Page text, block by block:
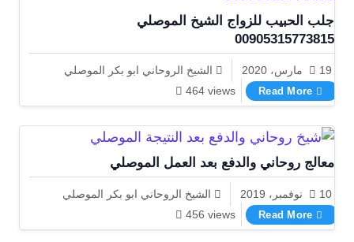
جلب الحبيب للزواج الشيخ الموصلي
00905315773815
19 مارس، 2020
الشيخ الروحاني ابو بكر الموصلي
464 views
Read More
جلب الحبيب للزواج الشيخ الموصلي 00905315773815
معالج روحاني والدفع بعد العمل الموصلي
10 نوفمبر، 2019
الشيخ الروحاني ابو بكر الموصلي
456 views
Read More
معالج روحاني والدفع بعد العمل الموصلي